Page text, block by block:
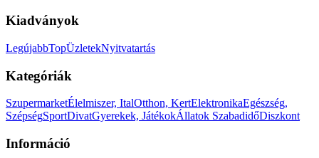
Kiadványok
LegújabbTopÜzletekNyitvatartás
Kategóriák
SzupermarketÉlelmiszer, ItalOtthon, KertElektronikaEgészség,
SzépségSportDivatGyerekek, JátékokÁllatok SzabadidőDiszkont
Információ